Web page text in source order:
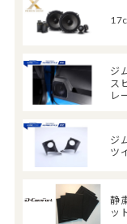
ジ
ス
レ
ジ
ツ
静
ッ